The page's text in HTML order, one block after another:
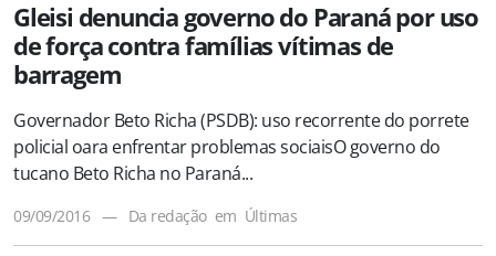
Gleisi denuncia governo do Paraná por uso
de força contra famílias vítimas de
barragem
Governador Beto Richa (PSDB): uso recorrente do porrete
policial oara enfrentar problemas sociaisO governo do
tucano Beto Richa no Paraná...
09/09/2016 — Da redação em Últimas